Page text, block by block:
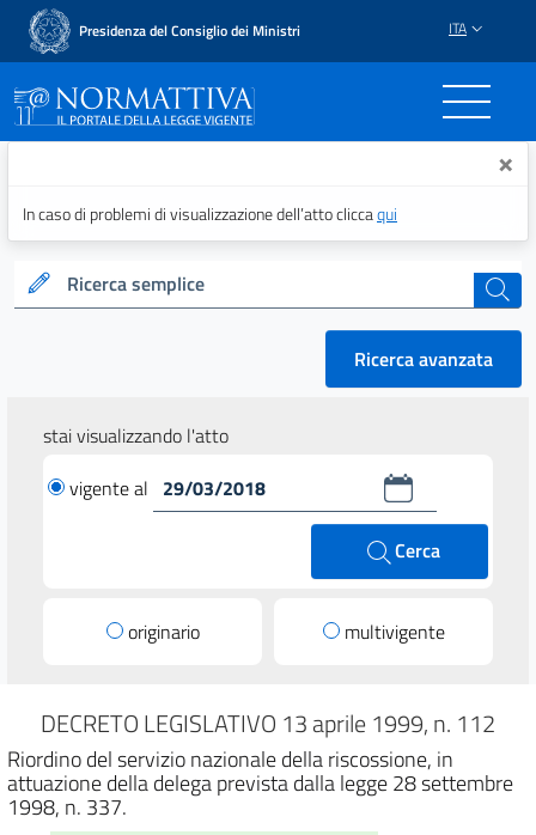
Presidenza del Consiglio dei Ministri ITA
Normattiva - Il portale ×
In caso di problemi di visualizzazione dell’atto cliccaqui
Ricerca semplice cerca
Ricerca avanzata
stai visualizzando l'atto
vigente al
Cerca
originario multivigente
DECRETO LEGISLATIVO 13 aprile 1999, n. 112
Riordino del servizio nazionale della riscossione, in
attuazione della delega prevista dalla legge 28 settembre
1998, n. 337.